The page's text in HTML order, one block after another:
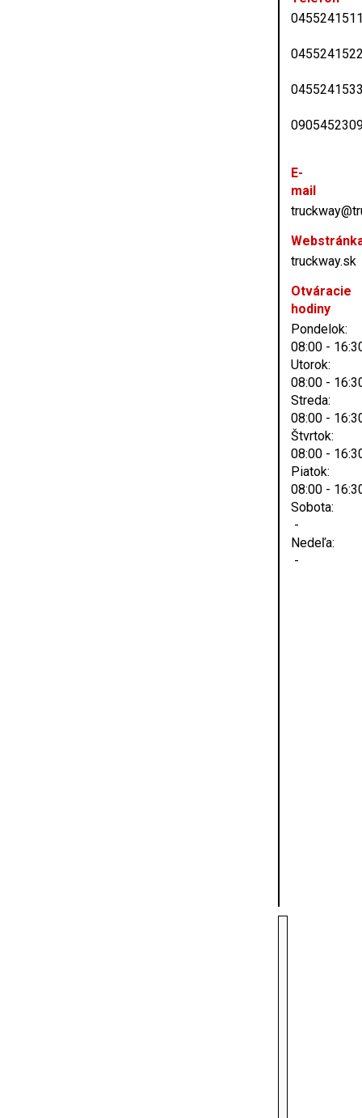
E-
mail
truckway.sk
Otváracie
hodiny
Pondelok:
08:00 -
Utorok:
08:00 -
Streda:
08:00 -
Štvrtok:
08:00 -
Piatok:
08:00 -
Sobota:
-
Nedeľa:
-